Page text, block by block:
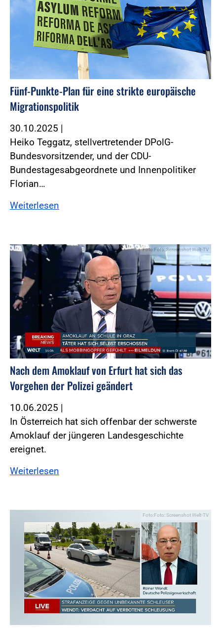
Fünf-Punkte-Plan für eine strikte europäische
Migrationspolitik
30.10.2025 |
Heiko Teggatz, stellvertretender DPolG-
Bundesvorsitzender, und der CDU-
Bundestagesabgeordnete und Innenpolitiker
Florian…
Weiterlesen
Foto:Foto: Screenshot Welt-TV
Nach dem Amoklauf von Erfurt hat sich das
Vorgehen der Polizei geändert
10.06.2025 |
In Österreich hat sich offenbar der schwerste
Amoklauf der jüngeren Landesgeschichte
ereignet.
Weiterlesen
Foto:Foto: Screenshot Welt-TV